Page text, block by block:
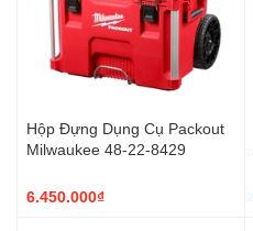
Hộp Đựng Dụng Cụ Packout
Milwaukee 48-22-8429
6.450.000₫